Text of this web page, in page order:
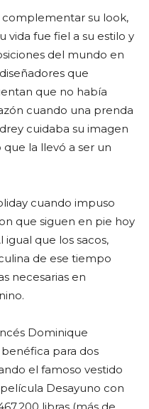
complementar su look,
vida fue fiel a su estilo y
del mundo en
que
que no había
cuando una prenda
cuidaba su imagen
la llevó a ser un
cuando impuso
que siguen en pie hoy
igual que los sacos,
de ese tiempo
necesarias en
Dominique
para dos
el famoso vestido
Desayuno con
libras (más de